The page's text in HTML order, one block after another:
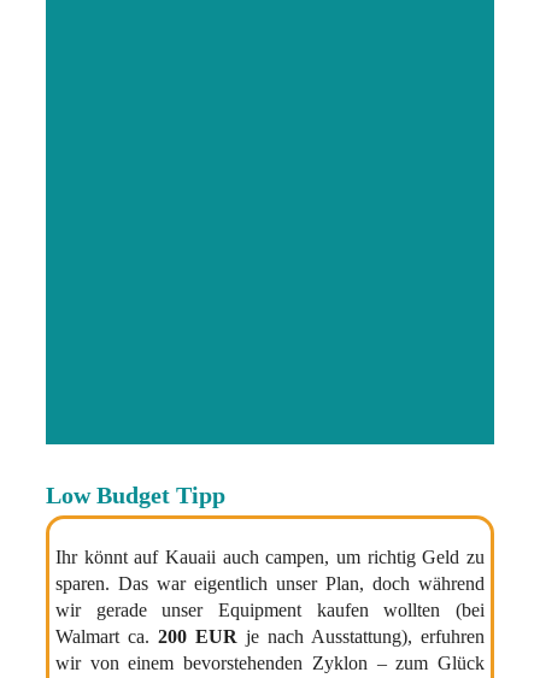
Low Budget Tipp
Ihr könnt auf Kauaii auch campen, um richtig Geld zu
sparen. Das war eigentlich unser Plan, doch während
wir gerade unser Equipment kaufen wollten (bei
Walmart ca. 200 EUR je nach Ausstattung), erfuhren
wir von einem bevorstehenden Zyklon – zum Glück